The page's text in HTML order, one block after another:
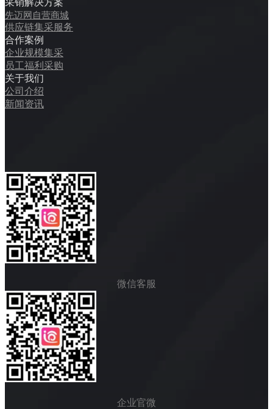
先迈网自营商城
供应链集采服务
合作案例
企业规模集采
员工福利采购
关于我们
公司介绍
新闻资讯
微信客服
企业官微